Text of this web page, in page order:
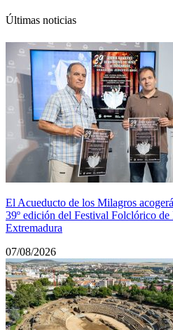
Últimas noticias
El Acueducto de los Milagros
39º edición del Festival Folclórico
Extremadura
07/08/2026